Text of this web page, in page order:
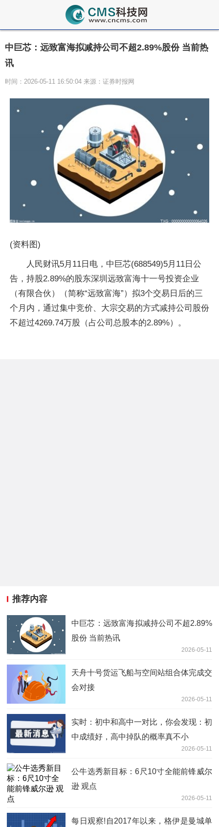
中巨芯：远致富海拟减持公司不超2.89%股份 当前热
讯
时间：2026-05-11 16:50:04 来源：证券时报网
(资料图)
人民财讯5月11日电，中巨芯(688549)5月11日公
告，持股2.89%的股东深圳远致富海十一号投资企业
（有限合伙）（简称“远致富海”）拟3个交易日后的三
个月内，通过集中竞价、大宗交易的方式减持公司股份
不超过4269.74万股（占公司总股本的2.89%）。
推荐内容
中巨芯：远致富海拟减持公司不超2.89%
股份 当前热讯
2026-05-11
天舟十号货运飞船与空间站组合体完成交
会对接
2026-05-11
实时：初中和高中一对比，你会发现：初
中成绩好，高中掉队的概率真不小
2026-05-11
公牛选秀新目标：6尺10寸全能前锋威尔
逊 观点
2026-05-11
每日观察!自2017年以来，格伊是曼城单